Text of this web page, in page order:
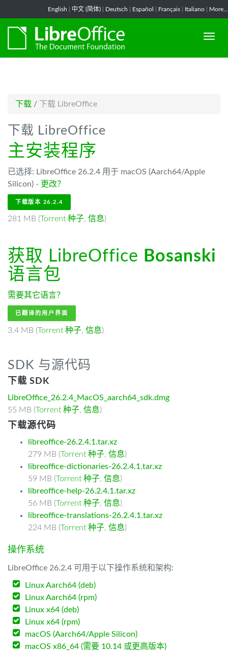
English 中文 (简体) Deutsch Español Français Italiano More...
下载 / 下载 LibreOffice
下载 LibreOffice
主安装程序
已选择: LibreOffice 26.2.4 用于 macOS (Aarch64/Apple
Silicon) - 更改？
下载版本 26.2.4
281 MB (Torrent 种子, 信息)
获取 LibreOffice Bosanski
语言包
需要其它语言？
已翻译的用户界面
3.4 MB (Torrent 种子, 信息)
SDK 与源代码
下载 SDK
LibreOffice_26.2.4_MacOS_aarch64_sdk.dmg
55 MB (Torrent 种子, 信息)
下载源代码
libreoffice-26.2.4.1.tar.xz
279 MB (Torrent 种子, 信息)
libreoffice-dictionaries-26.2.4.1.tar.xz
59 MB (Torrent 种子, 信息)
libreoffice-help-26.2.4.1.tar.xz
56 MB (Torrent 种子, 信息)
libreoffice-translations-26.2.4.1.tar.xz
224 MB (Torrent 种子, 信息)
操作系统
LibreOffice 26.2.4 可用于以下操作系统和架构:
Linux Aarch64 (deb)
Linux Aarch64 (rpm)
Linux x64 (deb)
Linux x64 (rpm)
macOS (Aarch64/Apple Silicon)
macOS x86_64 (需要 10.14 或更高版本)